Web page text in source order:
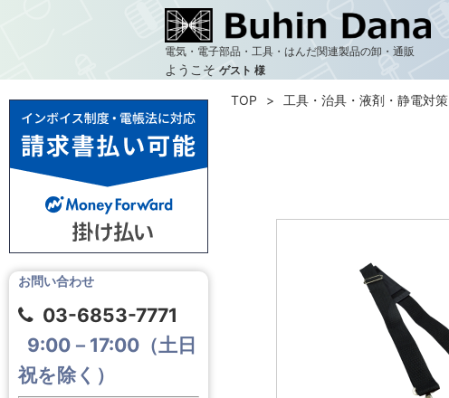
電気・電子部品・工具・はんだ関連製品の卸・通販
ようこそ ゲスト 様
お問い合わせ
03-6853-7771
9:00－17:00（土日
祝を除く）
TOP 工具・治具・液剤・静電対策